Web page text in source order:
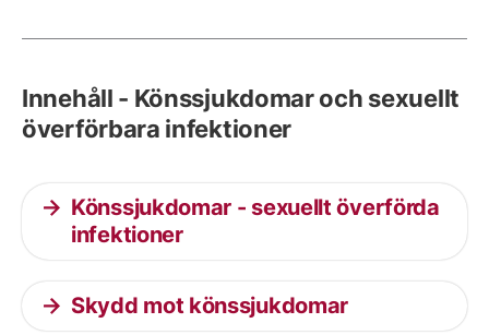
Innehåll - Könssjukdomar och sexuellt
överförbara infektioner
Könssjukdomar - sexuellt överförda
infektioner
Skydd mot könssjukdomar